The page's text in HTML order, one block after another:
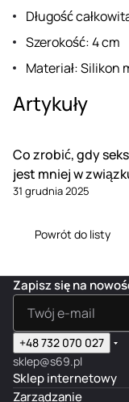
Długość
Szerokość: 4 cm
Materiał: Silikon
Artykuły
Co zrobić, gdy
jest mniej w
31 grudnia 2025
Powrót do listy
Zapisz się na
+48 732 070 027
sklep@s69.pl
Sklep internetowy
Zarządzanie